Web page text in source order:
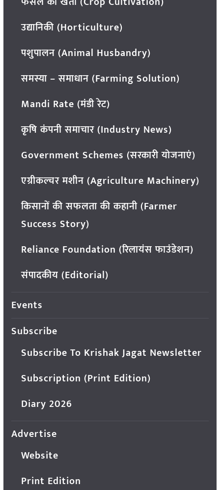
उद्यानिकी (Horticulture)
पशुपालन (Animal Husbandry)
समस्या – समाधान (Farming Solution)
Mandi Rate (मंडी रेट)
कृषि कंपनी समाचार (Industry News)
Government Schemes (सरकारी योजनाएं)
एग्रीकल्चर मशीन (Agriculture Machinery)
किसानों की सफलता की कहानी (Farmer
Success Story)
Reliance Foundation (रिलायंस फाउंडेशन)
संपादकीय (Editorial)
Events
Subscribe
Subscribe To Krishak Jagat Newsletter
Subscription (Print Edition)
Diary 2026
Advertise
Website
Print Edition